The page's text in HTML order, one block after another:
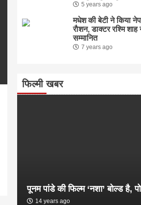
5 years ago
मधेश की बेटी ने किया
राैशन, डाक्टर रश्मि शाह
सम्मानित
7 years ago
फिल्मी खबर
पूनम पांडे की फिल्म ‘नशा’ बोल्ड है,
14 years ago